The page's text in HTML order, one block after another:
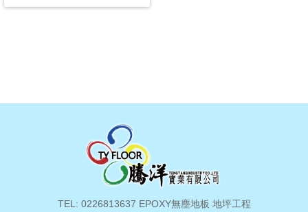
TEL: 0226813637 EPOXY無塵地板 地坪工程